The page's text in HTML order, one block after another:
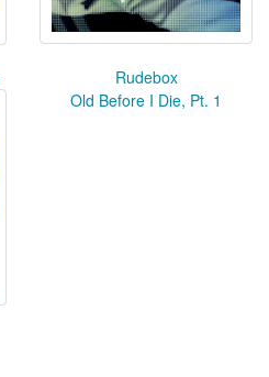
Rudebox
Old Before I Die, Pt. 1